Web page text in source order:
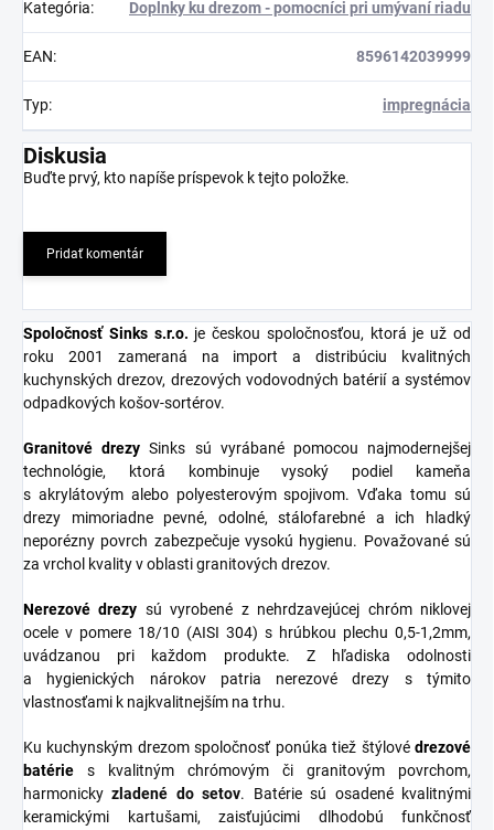
Kategória: Doplnky ku drezom - pomocníci pri umývaní riadu
EAN: 8596142039999
Typ: impregnácia
Diskusia
Buďte prvý, kto napíše príspevok k tejto položke.
Pridať komentár
Spoločnosť Sinks s.r.o. je českou spoločnosťou, ktorá je už od
roku 2001 zameraná na import a distribúciu kvalitných
kuchynských drezov, drezových vodovodných batérií a systémov
odpadkových košov-sortérov.
Granitové drezy Sinks sú vyrábané pomocou najmodernejšej
technológie, ktorá kombinuje vysoký podiel kameňa
s akrylátovým alebo polyesterovým spojivom. Vďaka tomu sú
drezy mimoriadne pevné, odolné, stálofarebné a ich hladký
neporézny povrch zabezpečuje vysokú hygienu. Považované sú
za vrchol kvality v oblasti granitových drezov.
Nerezové drezy sú vyrobené z nehrdzavejúcej chróm niklovej
ocele v pomere 18/10 (AISI 304) s hrúbkou plechu 0,5-1,2mm,
uvádzanou pri každom produkte. Z hľadiska odolnosti
a hygienických nárokov patria nerezové drezy s týmito
vlastnosťami k najkvalitnejším na trhu.
Ku kuchynským drezom spoločnosť ponúka tiež štýlové drezové
batérie s kvalitným chrómovým či granitovým povrchom,
harmonickyzladené do setov. Batérie sú osadené kvalitnými
keramickými kartušami, zaisťujúcimi dlhodobú funkčnosť